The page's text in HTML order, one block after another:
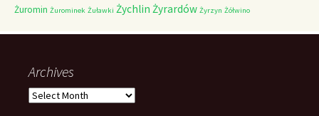
Żuromin Żurominek Żuławki Żychlin Żyrardów Żyrzyn Żółwino
Archives
Archives